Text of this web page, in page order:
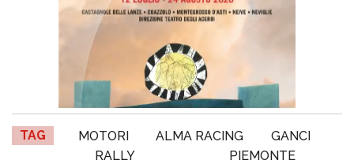
TAG MOTORI ALMA RACING
GANCI
RALLY
PIEMONTE